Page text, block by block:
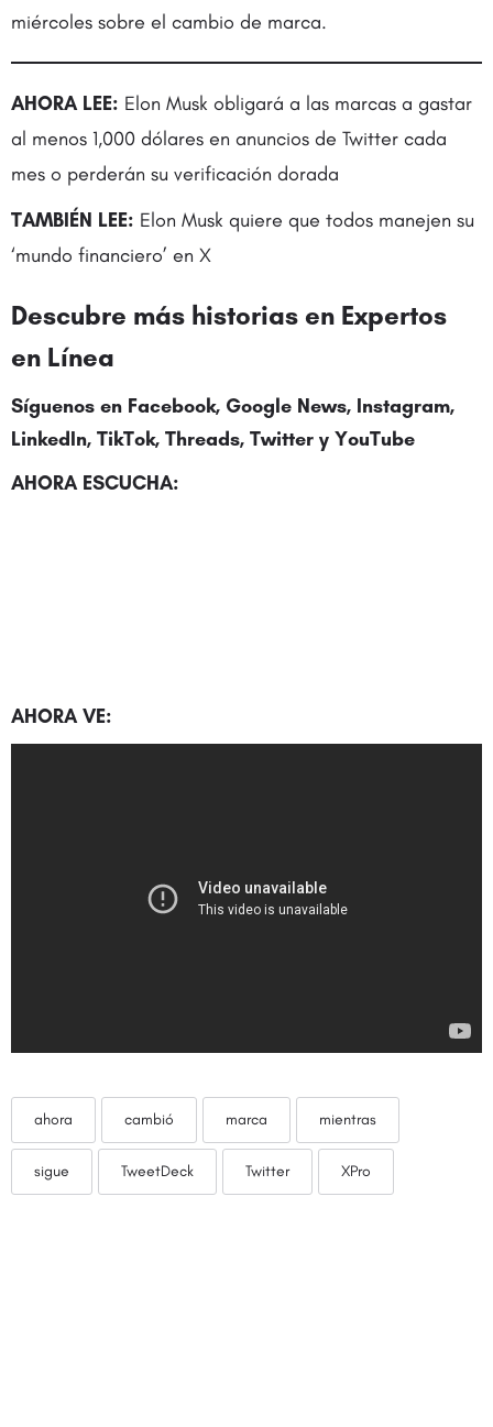
miércoles sobre el cambio de marca.
AHORA LEE: Elon Musk obligará a las marcas a gastar
al menos 1,000 dólares en anuncios de Twitter cada
mes o perderán su verificación dorada
TAMBIÉN LEE: Elon Musk quiere que todos manejen su
‘mundo financiero’ en X
Descubre más historias en Expertos
en Línea
Síguenos en Facebook, Google News, Instagram,
LinkedIn, TikTok, Threads, Twitter y YouTube
AHORA ESCUCHA:
AHORA VE:
ahora cambió marca mientras
sigue TweetDeck Twitter XPro